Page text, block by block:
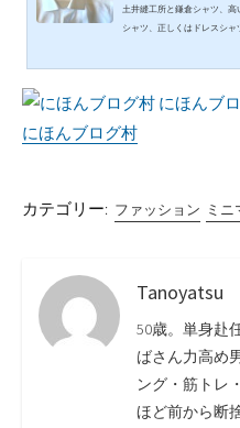
土井縫工所と鎌倉シャツ、
シャツ、正しくはドレスシャ
らいはするので、それに比べ
にほんブログ村
カテゴリー: ファッション ミニ
Tanoyatsu
50歳。単身赴
ばさん力高め
ング・筋トレ
ほど前から断